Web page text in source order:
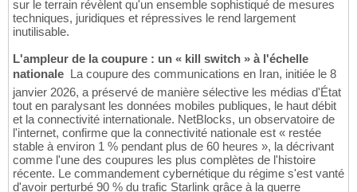
sur le terrain révèlent qu'un ensemble sophistiqué de mesures
techniques, juridiques et répressives le rend largement
inutilisable.
L'ampleur de la coupure : un « kill switch » à l'échelle
nationale  La coupure des communications en Iran, initiée le 8
janvier 2026, a préservé de manière sélective les médias d'État
tout en paralysant les données mobiles publiques, le haut débit
et la connectivité internationale. NetBlocks, un observatoire de
l'internet, confirme que la connectivité nationale est « restée
stable à environ 1 % pendant plus de 60 heures », la décrivant
comme l'une des coupures les plus complètes de l'histoire
récente. Le commandement cybernétique du régime s'est vanté
d'avoir perturbé 90 % du trafic Starlink grâce à la guerre